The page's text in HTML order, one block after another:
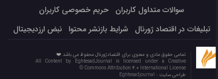
سوالات متداول کاربران
حریم خصوصی کاربران
تبلیغات در اقتصاد ژورنال
شرایط بازنشر محتوا نبض ارزدیجیتال
تمامی حقوق مادی و معنوی برای اقتصادژورنال محفوظ می باشد ❤️
All Content by EghtesadJournal is licensed under a Creative
Commons Attribution 4.0 International License ©️
طراحی سایت :